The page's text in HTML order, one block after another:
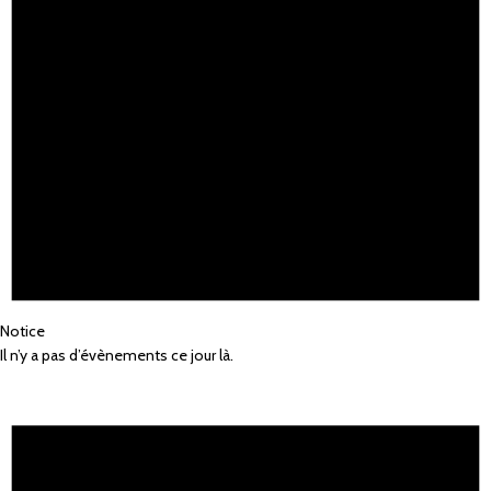
Notice
Il n’y a pas d’évènements ce jour là.